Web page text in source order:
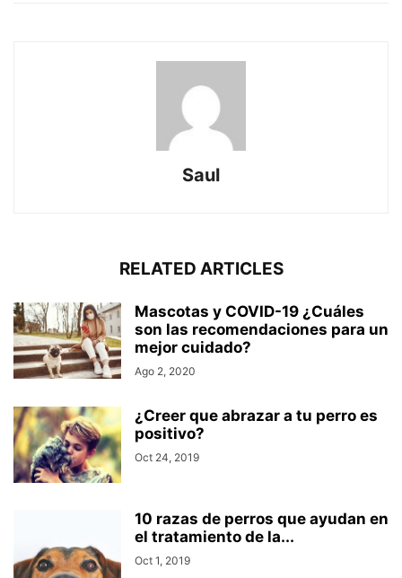
Saul
RELATED ARTICLES
Mascotas y COVID-19 ¿Cuáles
son las recomendaciones para un
mejor cuidado?
Ago 2, 2020
¿Creer que abrazar a tu perro es
positivo?
Oct 24, 2019
10 razas de perros que ayudan en
el tratamiento de la...
Oct 1, 2019